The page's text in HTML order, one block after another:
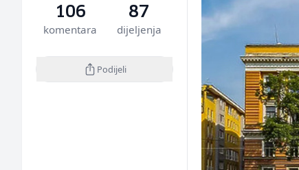
106
komentara
87
dijeljenja
Podijeli